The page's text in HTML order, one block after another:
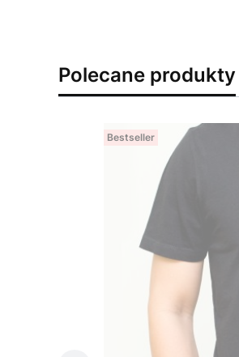
Polecane produkty
Bestseller